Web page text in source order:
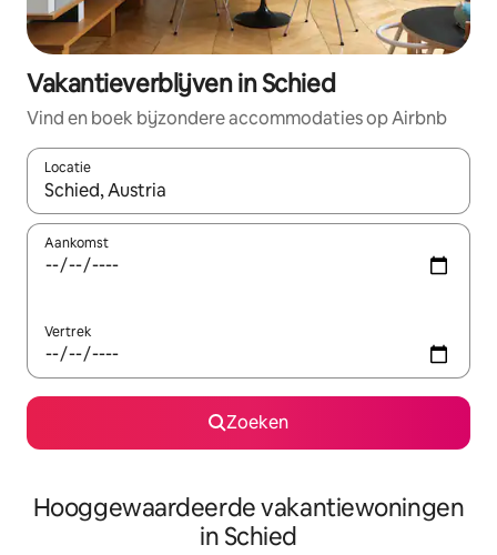
Vakantieverblijven in Schied
Vind en boek bijzondere accommodaties op Airbnb
Locatie
Wanneer er resultaten beschikbaar zijn, maak je een keuze
Aankomst
Vertrek
Zoeken
Hooggewaardeerde vakantiewoningen
in Schied